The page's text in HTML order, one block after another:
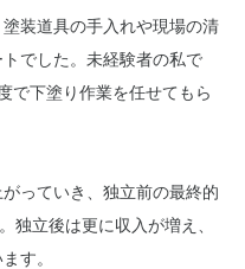
装道具の手入れや現場の清
でした。未経験者の私で
で下塗り作業を任せてもら
っていき、独立前の最終的
独立後は更に収入が増え、
す。